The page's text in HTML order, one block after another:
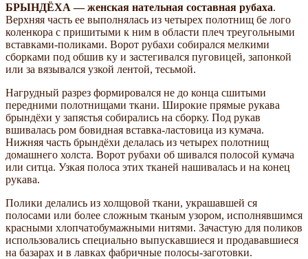
БРЫНДЁХА — женская нательная составная рубаха.
Верхняя часть ее выполнялась из четырех полотнищ бе­ лого
коленкора с пришитыми к ним в области плеч треугольными
вставками-поликами. Ворот рубахи собирался мелкими
сборками под обшив­ ку и застегивался пуговицей, запонкой
или за­ вязывался узкой лентой, тесьмой.
Нагрудный разрез формировался не до конца сшитыми
передними полотнищами ткани. Широкие прямые рукава
брындёхи у запястья собирались на сборку. Под рукав
вшивалась ром­ бовидная вставка-ластовица из кумача.
Нижняя часть брындёхи делалась из четырех полотнищ
домашнего холста. Ворот рубахи об­ шивался полосой кумача
или ситца. Узкая полоса этих тканей нашивалась и на конец
рукава.
Полики делались из холщовой ткани, украшавшей­ ся
полосами или более сложным тканым узором, исполнявшимся
красными хлопчатобумажными нитями. Зачастую для поликов
использовались специально выпускавшиеся и продававшиеся
на базарах и в лавках фабричные полосы-заготовки.